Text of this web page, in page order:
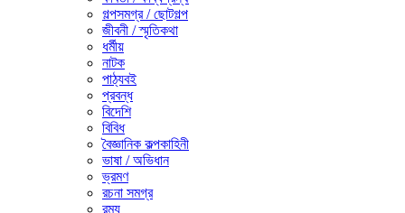
গল্পসমগ্র / ছোটগল্প
জীবনী / স্মৃতিকথা
ধর্মীয়
নাটক
পাঠ্যবই
প্রবন্ধ
বিদেশি
বিবিধ
বৈজ্ঞানিক কল্পকাহিনী
ভাষা / অভিধান
ভ্রমণ
রচনা সমগ্র
রম্য